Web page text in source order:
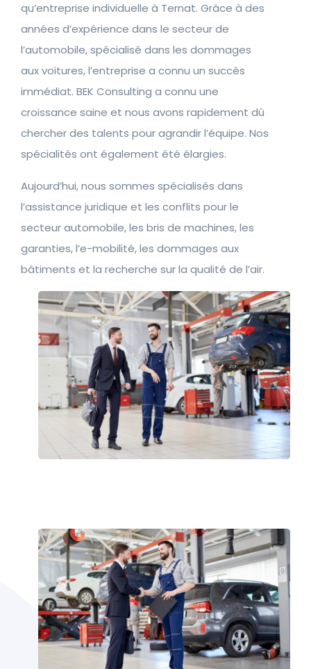
qu’entreprise individuelle à Ternat. Grâce à des
années d’expérience dans le secteur de
l’automobile, spécialisé dans les dommages
aux voitures, l’entreprise a connu un succès
immédiat. BEK Consulting a connu une
croissance saine et nous avons rapidement dû
chercher des talents pour agrandir l’équipe. Nos
spécialités ont également été élargies.
Aujourd’hui, nous sommes spécialisés dans
l’assistance juridique et les conflits pour le
secteur automobile, les bris de machines, les
garanties, l’e-mobilité, les dommages aux
bâtiments et la recherche sur la qualité de l’air.